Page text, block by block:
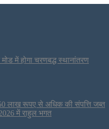
में होगा चरणबद्ध स्थानांतरण
50 लाख रूपए से अधिक की संपत्ति जब्‍त
में राहुल भगत